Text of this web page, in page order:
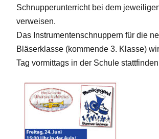
Schnupperunterricht bei dem
verweisen.
Das Instrumentenschnuppern für die
Bläserklasse (kommende 3. Klasse)
Tag vormittags in der Schule